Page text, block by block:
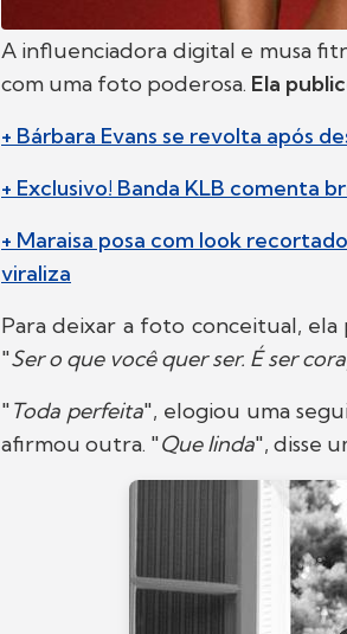
A influenciadora digital e musa
com uma foto poderosa. Ela
+ Bárbara Evans se revolta após
+ Exclusivo! Banda KLB comenta
+ Maraisa posa com look
viraliza
Para deixar a foto conceitual,
"Ser o que você quer ser. É ser
"Toda perfeita", elogiou uma
afirmou outra. "Que linda", disse